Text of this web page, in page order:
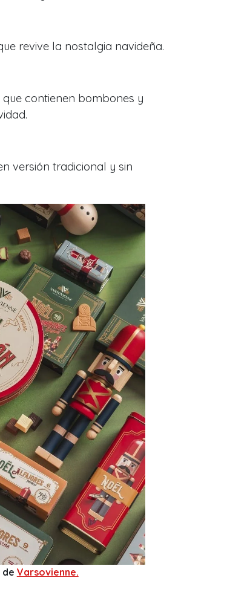
revive la nostalgia navideña.
contienen bombones y
versión tradicional y sin
Varsovienne.